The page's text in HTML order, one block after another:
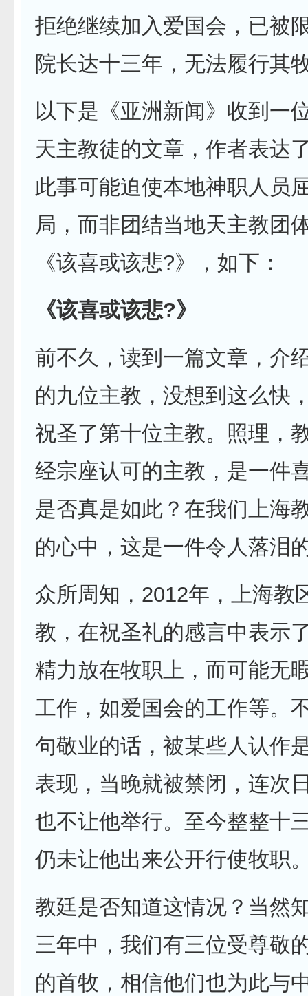
拒绝继续加入爱国会，已被
院长达十三年，无法履行其
以下是《亚洲新闻》收到一
天主教徒的文章，作者表达
此事可能迫使本地神职人员
局，而非团结当地天主教团
《该喜或该悲?》，如下：
《该喜或该悲?》
前不久，读到一篇文章，介
的九位主教，没想到这么快
祝圣了第十位主教。照理，
经宗座认可的主教，是一件
是否真是如此？在我们上海
的心中，这是一件令人落泪
众所周知，2012年，上海教
教，在祝圣礼的感言中表示
精力放在牧职上，而可能无
工作，如爱国会的工作等。
句敬业的话，被某些人认作
表现，当晚就被禁闭，连次
也不让他举行。至今整整十
仍未让他出来公开行使牧职
教廷是否知道这情况？当然
三年中，我们有三位受尊敬
的首牧，相信他们也为此与